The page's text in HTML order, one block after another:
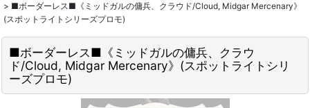
> ■ボーダーレス■《ミッドガルの傭兵、クラウド/Cloud, Midgar Mercenary》
(スポットライトシリーズプロモ)
■ボーダーレス■《ミッドガルの傭兵、クラウ
ド/Cloud, Midgar Mercenary》(スポットライトシリ
ーズプロモ)